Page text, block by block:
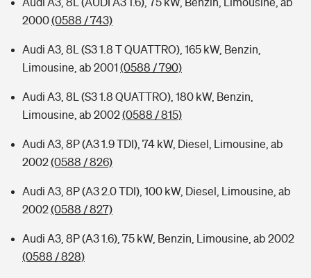
2000(0588 / 743)
Audi A3, 8L (S3 1.8 T QUATTRO), 165 kW, Benzin,
Limousine, ab 2001 (0588 / 790)
Audi A3, 8L (S3 1.8 QUATTRO), 180 kW, Benzin,
Limousine, ab 2002(0588 / 815)
Audi A3, 8P (A3 1.9 TDI), 74 kW, Diesel, Limousine, ab
2002(0588 / 826)
Audi A3, 8P (A3 2.0 TDI), 100 kW, Diesel, Limousine, ab
2002(0588 / 827)
Audi A3, 8P (A3 1.6), 75 kW, Benzin, Limousine, ab 2002
(0588 / 828)